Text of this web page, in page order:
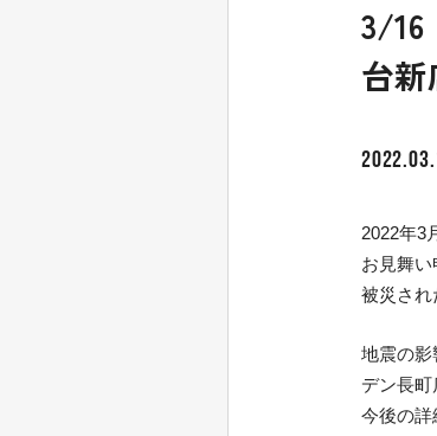
3/16
台
2022年3
お見舞い
被災され
地震の影
デン長町
今後の詳